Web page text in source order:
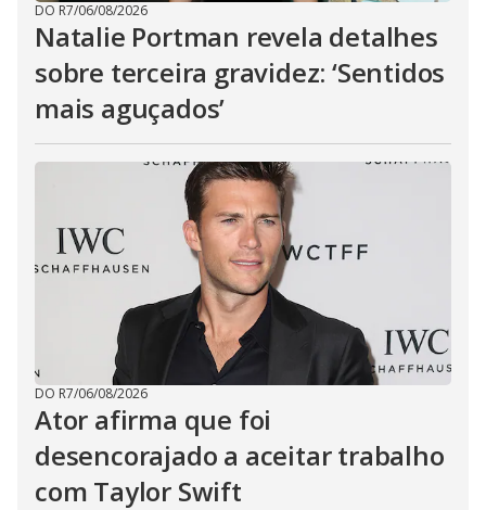
DO R7/06/08/2026
Natalie Portman revela detalhes
sobre terceira gravidez: ‘Sentidos
mais aguçados’
DO R7/06/08/2026
Ator afirma que foi
desencorajado a aceitar trabalho
com Taylor Swift